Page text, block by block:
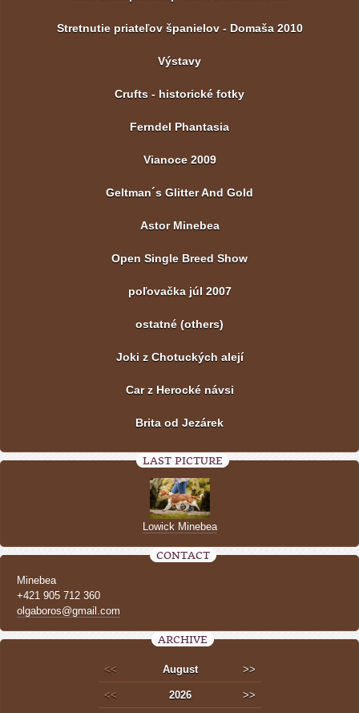
Stretnutie priateľov španielov - Domaša 2010
Výstavy
Crufts - historické fotky
Ferndel Phantasia
Vianoce 2009
Geltman´s Glitter And Gold
Astor Minebea
Open Single Breed Show
poľovačka júl 2007
ostatné (others)
Joki z Chotuckých alejí
Car z Herocké návsi
Brita od Jezárek
LAST PICTURE
Lowick Minebea
CONTACT
Minebea
+421 905 712 360
olgaboros@gmail.com
ARCHIVE
<< August >>
<< 2026 >>